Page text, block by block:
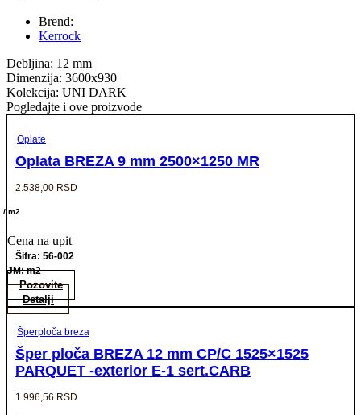
Brend:
Kerrock
Debljina: 12 mm
Dimenzija: 3600x930
Kolekcija: UNI DARK
Pogledajte i ove proizvode
Oplate
Oplata BREZA 9 mm 2500×1250 MR
2.538,00 RSD
/ m2
Cena na upit
Šifra: 56-002
JM: m2
Pozovite
Detalji
Šperploča breza
Šper ploča BREZA 12 mm CP/C 1525×1525
PARQUET -exterior E-1 sert.CARB
1.996,56 RSD